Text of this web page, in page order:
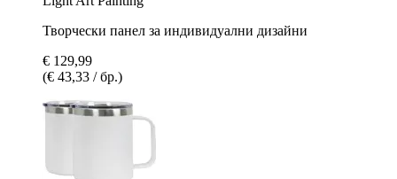
Творчески панел за индивидуални дизайни
€ 129,99
(€ 43,33 / бр.)